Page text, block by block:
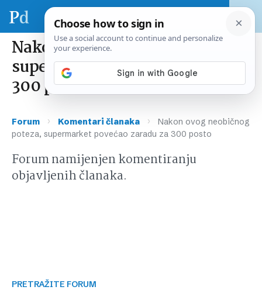
Nakon ovog neobičnog poteza,
supermarket povećao zaradu za
300 posto
Forum › Komentari članaka ›
Nakon ovog neobičnog
poteza, supermarket povećao zaradu za 300 posto
Forum namijenjen komentiranju
objavljenih članaka.
PRETRAŽITE FORUM